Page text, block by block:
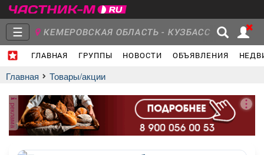
☰ КЕМЕРОВСКАЯ ОБЛАСТЬ - КУЗБАСС
ГЛАВНАЯ ГРУППЫ НОВОСТИ ОБЪЯВЛЕНИЯ
Главная
Объявления Недвижимость Услуги
Главная Товары/акции
реклама